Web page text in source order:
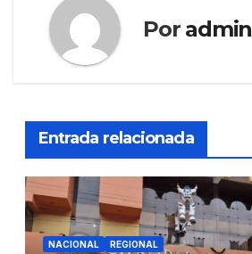
Por admin
Entrada relacionada
NACIONAL REGIONAL